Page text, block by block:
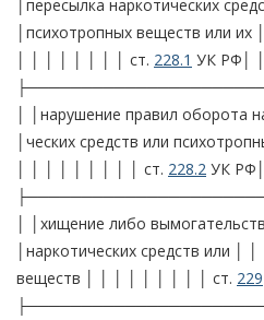
│пересылка наркотических
│психотропных веществ или их
│ │ │ │ │ │ │ │ ст. 228.1 УК РФ│
│ │нарушение правил оборота
│ческих средств или
│ │ │ │ │ │ │ │ │ ст. 228.2 УК
│ │хищение либо
│наркотических средств или │
веществ │ │ │ │ │ │ │ │ │ ст. 229